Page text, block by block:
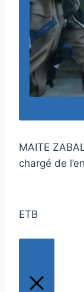
MAITE
chargé de
ETB